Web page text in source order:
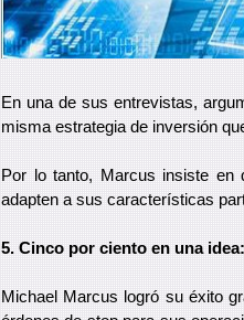
En una de sus entrevistas,
misma estrategia de inversión
Por lo tanto, Marcus insiste en
adapten a sus características
5. Cinco por ciento en una idea:
Michael Marcus logró su éxito